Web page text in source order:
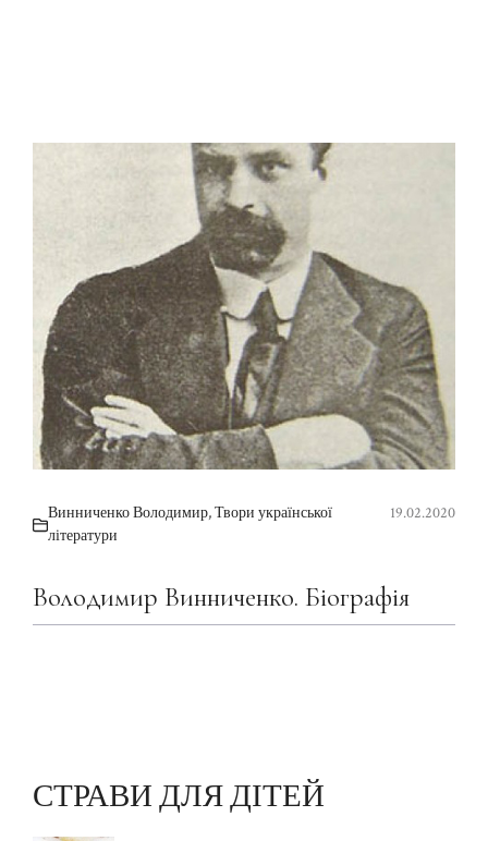
Винниченко Володимир,Твори української
літератури
19.02.2020
Володимир Винниченко. Біографія
СТРАВИ ДЛЯ ДІТЕЙ